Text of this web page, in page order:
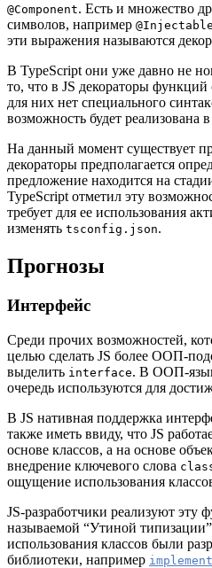
@Component. Есть и множество
символов, например @Injectable
эти выражения называются
В TypeScript они уже давно не
то, что в JS декораторы
для них нет специального
возможность будет реализована
На данный момент существует
декораторы предполагается
предложение находится на
TypeScript отметил эту
требует для ее использования
изменять tsconfig.json.
Прогнозы
Интерфейс
Среди прочих возможностей,
целью сделать JS более ООП-
выделить interface. В ООП-
очередь используются для
В JS нативная поддержка
также иметь ввиду, что JS
основе классов, а на основе
внедрение ключевого слова
ощущение использования
JS-разработчики реализуют
называемой “Утиной
использования классов были
библиотеки, например